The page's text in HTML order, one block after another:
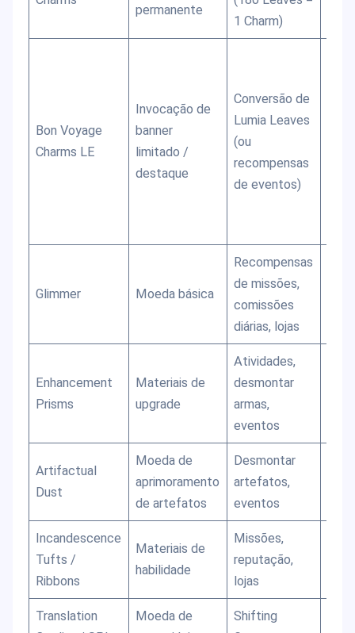
permanente
1 Charm)
Bon Voyage
Charms LE
Invocação de
banner
limitado /
destaque
Conversão de
Lumia Leaves
(ou
recompensas
de eventos)
Glimmer Moeda básica
Recompensas
de missões,
comissões
diárias, lojas
Enhancement
Prisms
Materiais de
upgrade
Atividades,
desmontar
armas,
eventos
Artifactual
Dust
Moeda de
aprimoramento
de artefatos
Desmontar
artefatos,
eventos
Incandescence
Tufts /
Ribbons
Materiais de
habilidade
Missões,
reputação,
lojas
Translation
Moeda de
Shifting